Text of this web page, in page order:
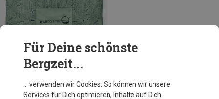
Du sparst 27%
Für Deine schönste
Bergzeit...
… verwenden wir Cookies. So können wir unsere
Services für Dich optimieren, Inhalte auf Dich